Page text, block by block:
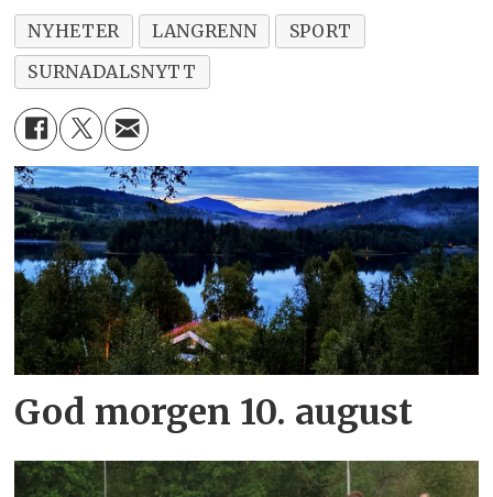
NYHETER LANGRENN
SPORT
SURNADALSNYTT
God morgen 10. august